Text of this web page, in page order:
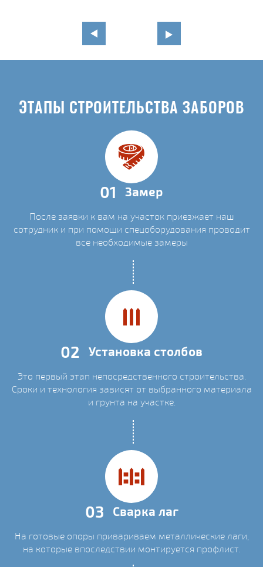
ЭТАПЫ СТРОИТЕЛЬСТВА ЗАБОРОВ
01 Замер
После заявки к вам на участок приезжает наш
сотрудник и при помощи спецоборудования проводит
все необходимые замеры
02 Установка столбов
Это первый этап непосредственного строительства.
Сроки и технология зависят от выбранного материала
и грунта на участке.
03 Сварка лаг
На готовые опоры привариваем металлические лаги,
на которые впоследствии монтируется профлист.